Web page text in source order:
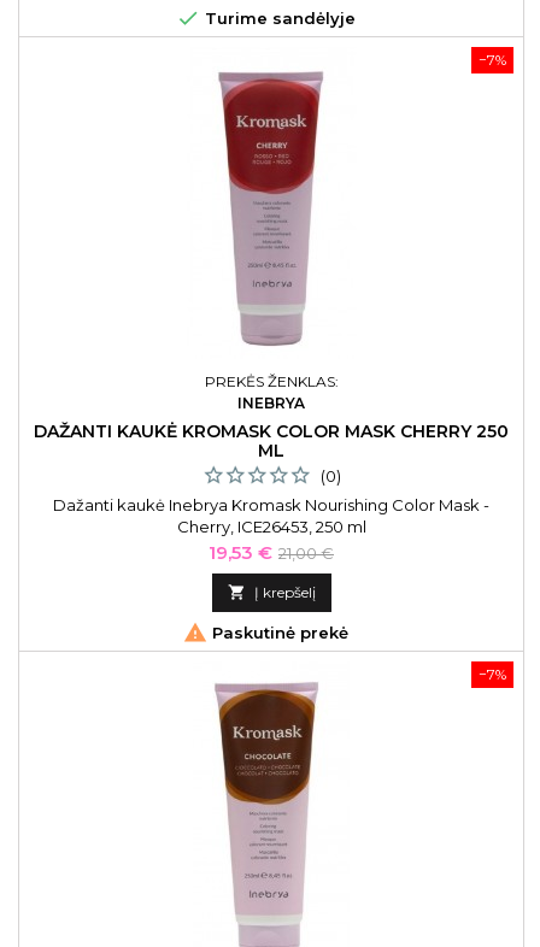
 Turime sandėlyje
−7%
PREKĖS ŽENKLAS:
INEBRYA
DAŽANTI KAUKĖ KROMASK COLOR MASK CHERRY 250
ML
(0)
Dažanti kaukė Inebrya Kromask Nourishing Color Mask -
Cherry, ICE26453, 250 ml
Kaina
19,53 € Bazinė
kaina
21,00 €
 Į krepšelį
 Paskutinė prekė
−7%